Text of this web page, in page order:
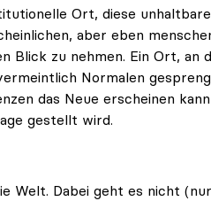
Ort, diese
aber eben
Blick zu nehmen. Ein Ort, an
Normalen
das Neue erscheinen
gestellt wird.
Welt. Dabei geht es nicht